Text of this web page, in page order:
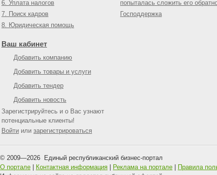
6. Уплата налогов
7. Поиск кадров
8. Юридическая помощь
попыталась сложить его
Господдержка
Ваш кабинет
Добавить компанию
Добавить товары и услуги
Добавить тендер
Добавить новость
Зарегистрируйтесь и о Вас узнают
потенциальные клиенты!
Войти или зарегистрироваться
© 2009—2026 Единый республиканский бизнес-портал
О портале
Контактная информация Реклама на портале
Правила